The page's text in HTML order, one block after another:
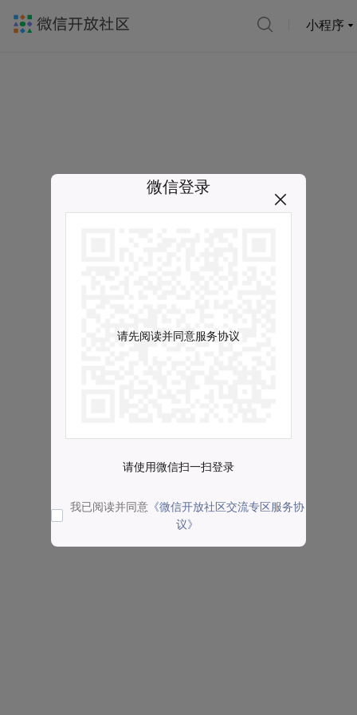
小程序
微信登录
请先阅读并同意服务协议
请使用微信扫一扫登录
我已阅读并同意 《微信开放社区交流专区服务协
议》